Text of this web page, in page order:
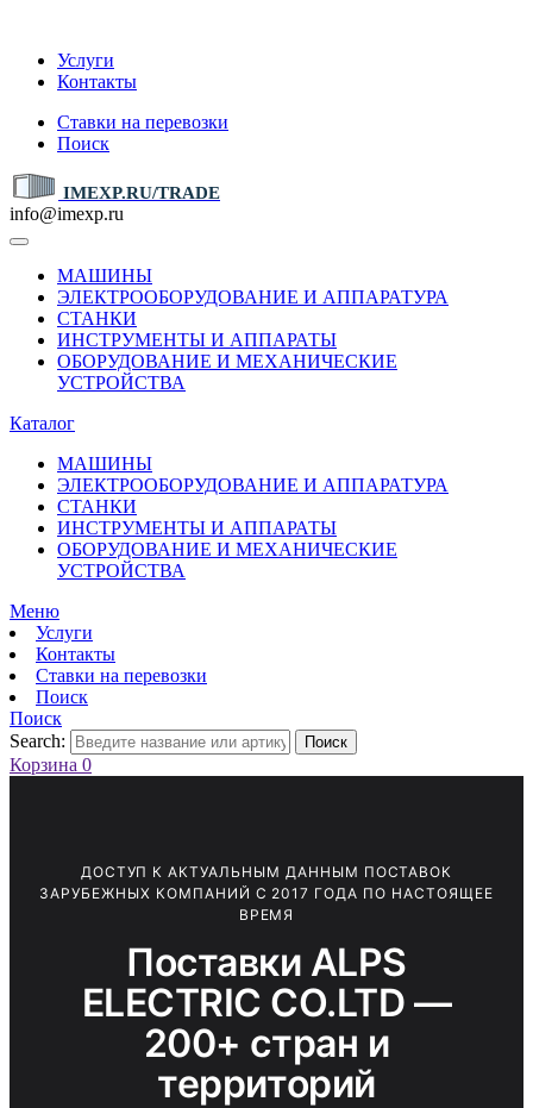
Услуги
Контакты
Ставки на перевозки
Поиск
IMEXP.RU/TRADE
info@imexp.ru
МАШИНЫ
ЭЛЕКТРООБОРУДОВАНИЕ И АППАРАТУРА
СТАНКИ
ИНСТРУМЕНТЫ И АППАРАТЫ
ОБОРУДОВАНИЕ И МЕХАНИЧЕСКИЕ
УСТРОЙСТВА
Каталог
МАШИНЫ
ЭЛЕКТРООБОРУДОВАНИЕ И АППАРАТУРА
СТАНКИ
ИНСТРУМЕНТЫ И АППАРАТЫ
ОБОРУДОВАНИЕ И МЕХАНИЧЕСКИЕ
УСТРОЙСТВА
Меню
Услуги
Контакты
Ставки на перевозки
Поиск
Поиск
Search:
Поиск
Корзина 0
ДОСТУП К АКТУАЛЬНЫМ ДАННЫМ ПОСТАВОК
ЗАРУБЕЖНЫХ КОМПАНИЙ С 2017 ГОДА ПО НАСТОЯЩЕЕ
ВРЕМЯ
Поставки ALPS
ELECTRIC CO.LTD —
200+ стран и
территорий